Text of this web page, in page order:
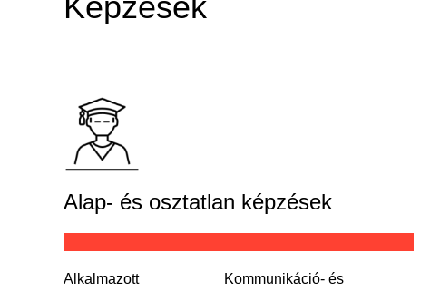
Alap- és osztatlan képzések
Alkalmazott
Kommunikáció- és